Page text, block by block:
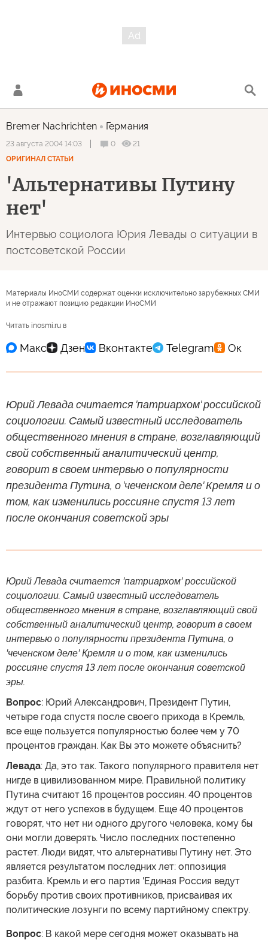
Bremer Nachrichten Германия
23 августа 2004 14:03 0
21
ОРИГИНАЛ СТАТЬИ
'Альтернативы Путину
нет'
Интервью социолога Юрия Левады о ситуации в
постсоветской России
Материалы ИноСМИ содержат оценки исключительно зарубежных СМИ
и не отражают позицию редакции ИноСМИ
Читать inosmi.ru в
Юрий Левада считается 'патриархом' российской
социологии. Самый известный исследователь
общественного мнения в стране, возглавляющий
свой собственный аналитический центр,
говорит в своем интервью о популярности
президента Путина, о 'чеченском деле' Кремля и о
том, как изменились россияне спустя 13 лет
после окончания советской эры
Юрий Левада считается 'патриархом' российской
социологии. Самый известный исследователь
общественного мнения в стране, возглавляющий свой
собственный аналитический центр, говорит в своем
интервью о популярности президента Путина, о
'чеченском деле' Кремля и о том, как изменились
россияне спустя 13 лет после окончания советской
эры.
Вопрос: Юрий Александрович, Президент Путин,
четыре года спустя после своего прихода в Кремль,
все еще пользуется популярностью более чем у 70
процентов граждан. Как Вы это можете объяснить?
Левада: Да, это так. Такого популярного правителя нет
нигде в цивилизованном мире. Правильной политику
Путина считают 16 процентов россиян. 40 процентов
ждут от него успехов в будущем. Еще 40 процентов
говорят, что нет ни одного другого человека, кому бы
они могли доверять. Число последних постепенно
растет. Люди видят, что альтернативы Путину нет. Это
является результатом последних лет: оппозиция
разбита. Кремль и его партия 'Единая Россия ведут
борьбу против своих противников, присваивая их
политические лозунги по всему партийному спектру.
Вопрос: В какой мере сегодня может оказывать на